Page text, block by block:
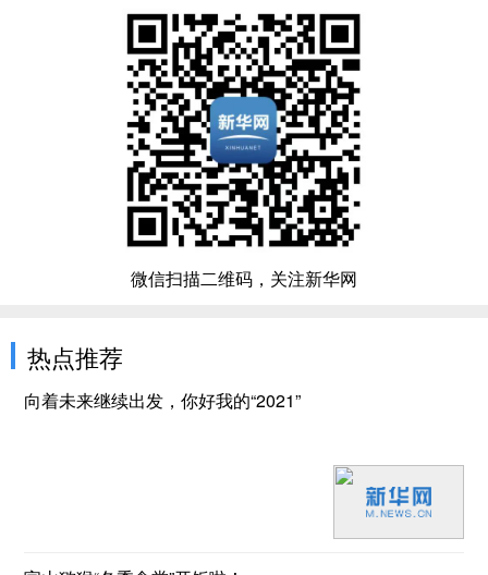
微信扫描二维码，关注新华网
热点推荐
向着未来继续出发，你好我的“2021”